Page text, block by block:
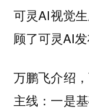
可灵AI视觉
顾了可灵AI
万鹏飞介绍
主线：一是